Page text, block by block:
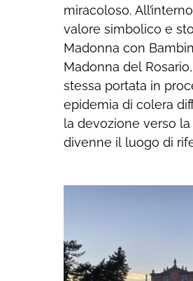
miracoloso.
valore simbolico e
Madonna con
Madonna del
stessa portata in
epidemia di colera
la devozione verso
divenne il luogo di
festeggia ogni anno
La ricorrente
montagna è simbolo
sguardi dei
“intelligenti e
forte e ci invita a
una società